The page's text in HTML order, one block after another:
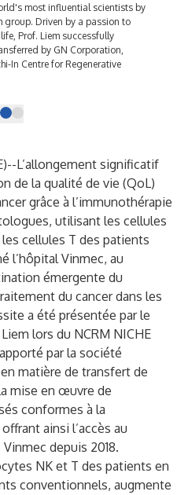
most influential scientists by
group. Driven by a passion to
Prof. Liem successfully
by GN Corporation,
In Centre for Regenerative
)--L’allongement significatif
de la qualité de vie (QoL)
grâce à l’immunothérapie
utilisant les cellules
cellules T des patients
l’hôpital Vinmec, au
émergente du
du cancer dans les
a été présentée par le
lors du NCRM NICHE
par la société
en matière de transfert de
mise en œuvre de
conformes à la
offrant ainsi l’accès au
depuis 2018.
NK et T des patients en
conventionnels, augmente